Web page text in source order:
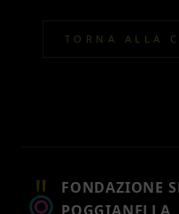
TORNA ALLA
FONDAZIONE